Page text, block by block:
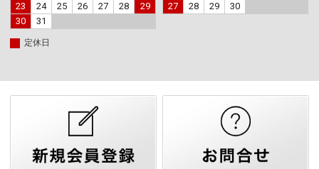
23
24 25 26 27 28
29
30
31
27
28 29 30
定休日